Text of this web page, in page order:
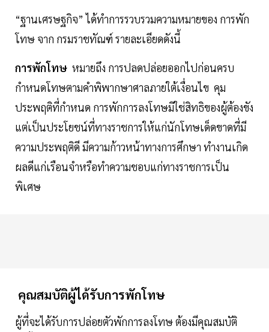
“ฐานเศรษฐกิจ” ได้ทำการรวบรวมความหมายของ การพัก
โทษ จาก กรมราชทัณฑ์ รายละเอียดดังนี้
การพักโทษ หมายถึง การปลดปล่อยออกไปก่อนครบ
กำหนดโทษตามคำพิพากษาศาลภายใต้เงื่อนไข คุม
ประพฤติที่กำหนด การพักการลงโทษมิใช่สิทธิของผู้ต้องขัง
แต่เป็นประโยชน์ที่ทางราชการให้แก่นักโทษเด็ดขาดที่มี
ความประพฤติดี มีความก้าวหน้าทางการศึกษา ทำงานเกิด
ผลดีแก่เรือนจำหรือทำความชอบแก่ทางราชการเป็น
พิเศษ
คุณสมบัติผู้ได้รับการพักโทษ
ผู้ที่จะได้รับการปล่อยตัวพักการลงโทษ ต้องมีคุณสมบัติ